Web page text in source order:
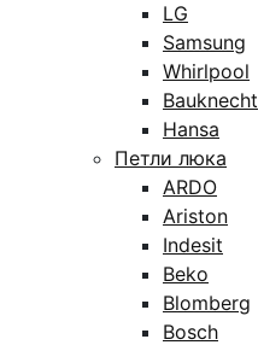
LG
Samsung
Whirlpool
Bauknecht
Hansa
Петли люка
ARDO
Ariston
Indesit
Beko
Blomberg
Bosch